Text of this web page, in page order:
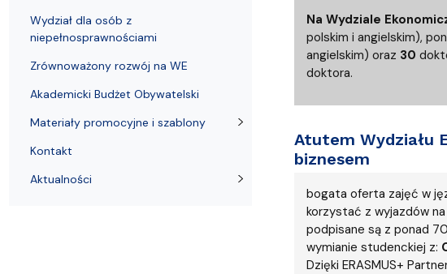
Na Wydziale
polskim i angielskim),
angielskim) oraz 30
doktora.
Atutem Wydziału
biznesem
bogata oferta zajęć w
korzystać z wyjazdów
podpisane są z ponad
wymianie studenckiej z:
Dzięki ERASMUS+
Wydział dla osób z
niepełnosprawnościami
Zrównoważony rozwój na WE
Akademicki Budżet Obywatelski
Materiały promocyjne i szablony
Kontakt
Aktualności